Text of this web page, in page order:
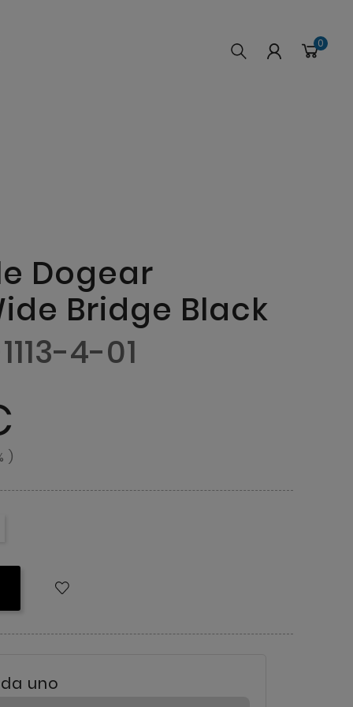
0
Dogear
Bridge Black
4-01
)
uno